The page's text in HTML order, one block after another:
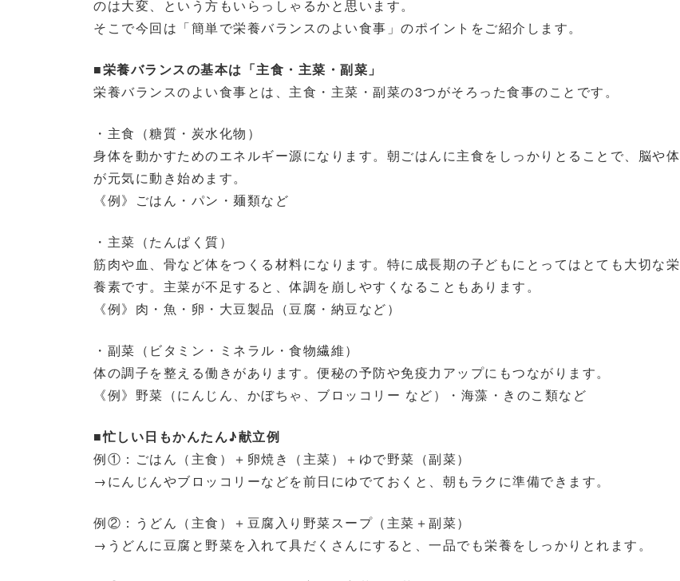
のは大変、という方もいらっしゃるかと思います。
そこで今回は「簡単で栄養バランスのよい食事」のポイントをご紹介します。
■栄養バランスの基本は「主食・主菜・副菜」
栄養バランスのよい食事とは、主食・主菜・副菜の3つがそろった食事のことです。
・主食（糖質・炭水化物）
身体を動かすためのエネルギー源になります。朝ごはんに主食をしっかりとることで、脳や体
が元気に動き始めます。
《例》ごはん・パン・麺類など
・主菜（たんぱく質）
筋肉や血、骨など体をつくる材料になります。特に成長期の子どもにとってはとても大切な栄
養素です。主菜が不足すると、体調を崩しやすくなることもあります。
《例》肉・魚・卵・大豆製品（豆腐・納豆など）
・副菜（ビタミン・ミネラル・食物繊維）
体の調子を整える働きがあります。便秘の予防や免疫力アップにもつながります。
《例》野菜（にんじん、かぼちゃ、ブロッコリー など）・海藻・きのこ類など
■忙しい日もかんたん♪献立例
例①：ごはん（主食）＋卵焼き（主菜）＋ゆで野菜（副菜）
→にんじんやブロッコリーなどを前日にゆでておくと、朝もラクに準備できます。
例②：うどん（主食）＋豆腐入り野菜スープ（主菜＋副菜）
→うどんに豆腐と野菜を入れて具だくさんにすると、一品でも栄養をしっかりとれます。